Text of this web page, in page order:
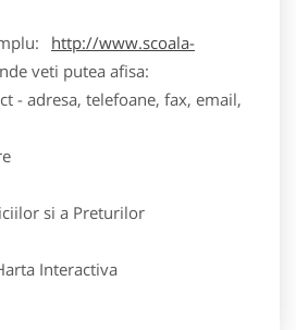
http://www.scoala-
veti putea afisa:
adresa, telefoane, fax, email,
si a Preturilor
Interactiva